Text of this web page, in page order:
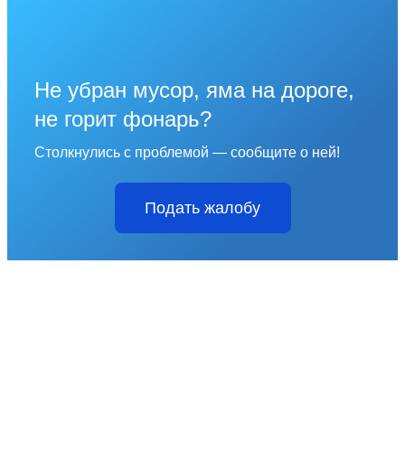
Не убран мусор, яма на дороге,
не горит фонарь?
Столкнулись с проблемой — сообщите о ней!
Подать жалобу